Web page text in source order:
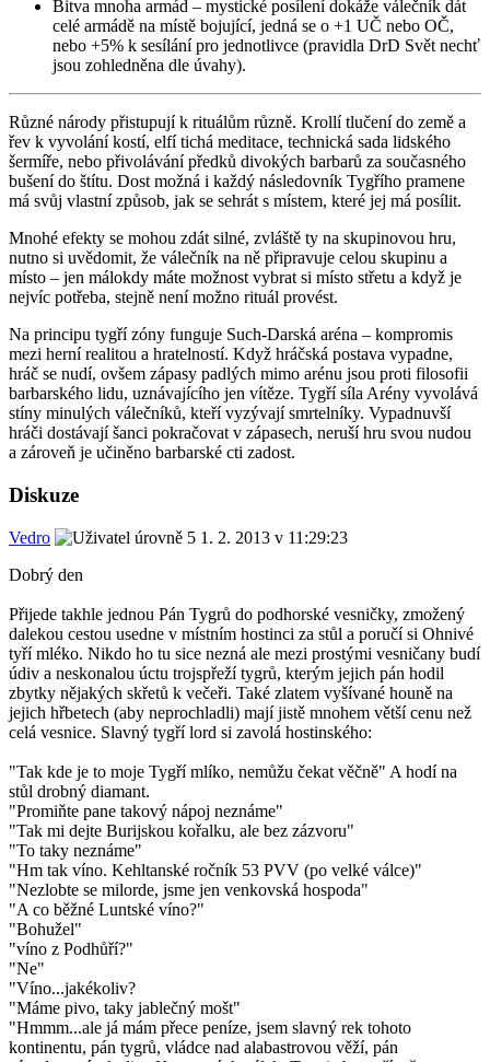
Bitva mnoha armád – mystické posílení dokáže válečník dát
celé armádě na místě bojující, jedná se o +1 UČ nebo OČ,
nebo +5% k sesílání pro jednotlivce (pravidla DrD Svět nechť
jsou zohledněna dle úvahy).
Různé národy přistupují k rituálům různě. Krollí tlučení do země a
řev k vyvolání kostí, elfí tichá meditace, technická sada lidského
šermíře, nebo přivolávání předků divokých barbarů za současného
bušení do štítu. Dost možná i každý následovník Tygřího pramene
má svůj vlastní způsob, jak se sehrát s místem, které jej má posílit.
Mnohé efekty se mohou zdát silné, zvláště ty na skupinovou hru,
nutno si uvědomit, že válečník na ně připravuje celou skupinu a
místo – jen málokdy máte možnost vybrat si místo střetu a když je
nejvíc potřeba, stejně není možno rituál provést.
Na principu tygří zóny funguje Such-Darská aréna – kompromis
mezi herní realitou a hratelností. Když hráčská postava vypadne,
hráč se nudí, ovšem zápasy padlých mimo arénu jsou proti filosofii
barbarského lidu, uznávajícího jen vítěze. Tygří síla Arény vyvolává
stíny minulých válečníků, kteří vyzývají smrtelníky. Vypadnuvší
hráči dostávají šanci pokračovat v zápasech, neruší hru svou nudou
a zároveň je učiněno barbarské cti zadost.
Diskuze
Vedro
1. 2. 2013 v 11:29:23
Dobrý den
Přijede takhle jednou Pán Tygrů do podhorské vesničky, zmožený
dalekou cestou usedne v místním hostinci za stůl a poručí si Ohnivé
tyří mléko. Nikdo ho tu sice nezná ale mezi prostými vesničany budí
údiv a neskonalou úctu trojspřeží tygrů, kterým jejich pán hodil
zbytky nějakých skřetů k večeři. Také zlatem vyšívané houně na
jejich hřbetech (aby neprochladli) mají jistě mnohem větší cenu než
celá vesnice. Slavný tygří lord si zavolá hostinského:
"Tak kde je to moje Tygří mlíko, nemůžu čekat věčně" A hodí na
stůl drobný diamant.
"Promiňte pane takový nápoj neznáme"
"Tak mi dejte Burijskou kořalku, ale bez zázvoru"
"To taky neznáme"
"Hm tak víno. Kehltanské ročník 53 PVV (po velké válce)"
"Nezlobte se milorde, jsme jen venkovská hospoda"
"A co běžné Luntské víno?"
"Bohužel"
"víno z Podhůří?"
"Ne"
"Víno...jakékoliv?
"Máme pivo, taky jablečný mošt"
"Hmmm...ale já mám přece peníze, jsem slavný rek tohoto
kontinentu, pán tygrů, vládce nad alabastrovou věží, pán